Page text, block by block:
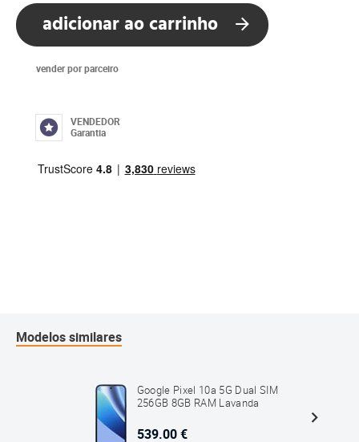
adicionar ao carrinho
vender por parceiro
VENDEDOR
Garantia
Modelos similares
Google Pixel 10a 5G Dual SIM
256GB 8GB RAM Lavanda
539.00 €